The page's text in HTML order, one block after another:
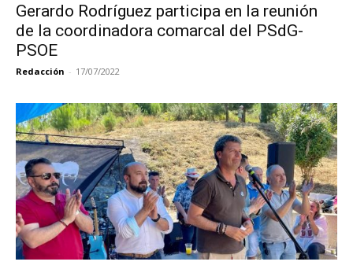
Gerardo Rodríguez participa en la reunión
de la coordinadora comarcal del PSdG-
PSOE
Redacción - 17/07/2022